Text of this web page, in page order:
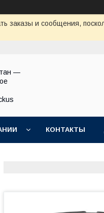
заказы и сообщения,
—
КОНТАКТЫ